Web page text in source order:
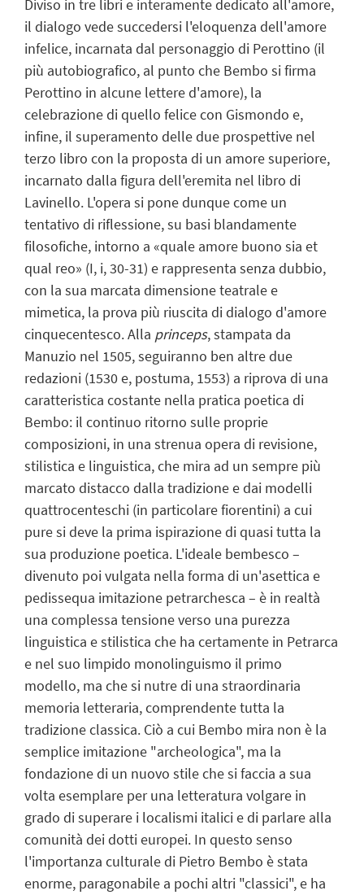
Diviso in tre libri e interamente dedicato all'amore,
il dialogo vede succedersi l'eloquenza dell'amore
infelice, incarnata dal personaggio di Perottino (il
più autobiografico, al punto che Bembo si firma
Perottino in alcune lettere d'amore), la
celebrazione di quello felice con Gismondo e,
infine, il superamento delle due prospettive nel
terzo libro con la proposta di un amore superiore,
incarnato dalla figura dell'eremita nel libro di
Lavinello. L'opera si pone dunque come un
tentativo di riflessione, su basi blandamente
filosofiche, intorno a «quale amore buono sia et
qual reo» (I, i, 30-31) e rappresenta senza dubbio,
con la sua marcata dimensione teatrale e
mimetica, la prova più riuscita di dialogo d'amore
cinquecentesco. Alla princeps, stampata da
Manuzio nel 1505, seguiranno ben altre due
redazioni (1530 e, postuma, 1553) a riprova di una
caratteristica costante nella pratica poetica di
Bembo: il continuo ritorno sulle proprie
composizioni, in una strenua opera di revisione,
stilistica e linguistica, che mira ad un sempre più
marcato distacco dalla tradizione e dai modelli
quattrocenteschi (in particolare fiorentini) a cui
pure si deve la prima ispirazione di quasi tutta la
sua produzione poetica. L'ideale bembesco –
divenuto poi vulgata nella forma di un'asettica e
pedissequa imitazione petrarchesca – è in realtà
una complessa tensione verso una purezza
linguistica e stilistica che ha certamente in Petrarca
e nel suo limpido monolinguismo il primo
modello, ma che si nutre di una straordinaria
memoria letteraria, comprendente tutta la
tradizione classica. Ciò a cui Bembo mira non è la
semplice imitazione "archeologica", ma la
fondazione di un nuovo stile che si faccia a sua
volta esemplare per una letteratura volgare in
grado di superare i localismi italici e di parlare alla
comunità dei dotti europei. In questo senso
l'importanza culturale di Pietro Bembo è stata
enorme, paragonabile a pochi altri "classici", e ha